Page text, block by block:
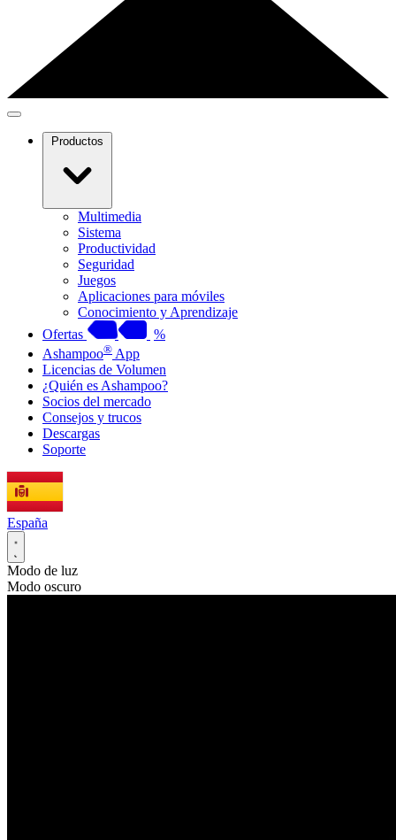
Productos
Multimedia
Sistema
Productividad
Seguridad
Juegos
Aplicaciones para móviles
Conocimiento y Aprendizaje
Ofertas
%
Ashampoo® App
Licencias de Volumen
¿Quién es Ashampoo?
Socios del mercado
Consejos y trucos
Descargas
Soporte
España
Modo de luz
Modo oscuro